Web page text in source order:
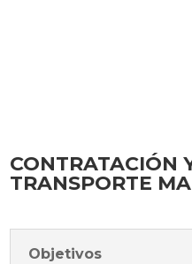
CONTRATACIÓN
TRANSPORTE
Objetivos